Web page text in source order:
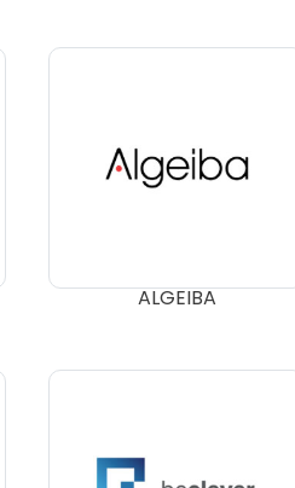
ALGEIBA